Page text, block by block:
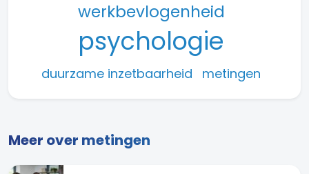
werkbevlogenheid
psychologie
duurzame inzetbaarheid metingen
Meer over metingen